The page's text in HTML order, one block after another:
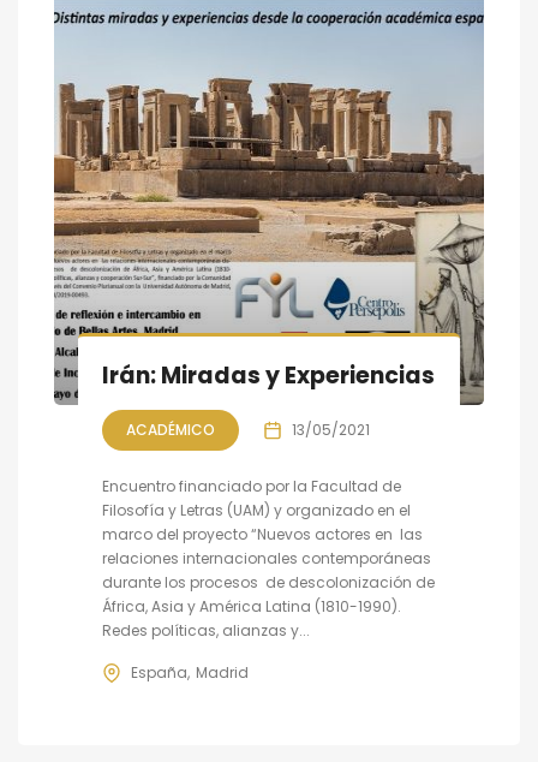
Irán: Miradas y Experiencias
ACADÉMICO 13/05/2021
Encuentro financiado por la Facultad de
Filosofía y Letras (UAM) y organizado en el
marco del proyecto “Nuevos actores en las
relaciones internacionales contemporáneas
durante los procesos de descolonización de
África, Asia y América Latina (1810-1990).
Redes políticas, alianzas y...
España Madrid